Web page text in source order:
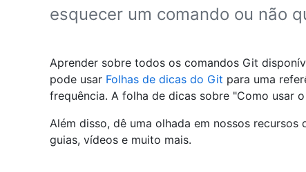
esquecer um comando ou não
Aprender sobre todos os comandos Git
pode usar Folhas de dicas do Git para uma
frequência. A folha de dicas sobre "Como usar
Além disso, dê uma olhada em nossos recursos
guias, vídeos e muito mais.